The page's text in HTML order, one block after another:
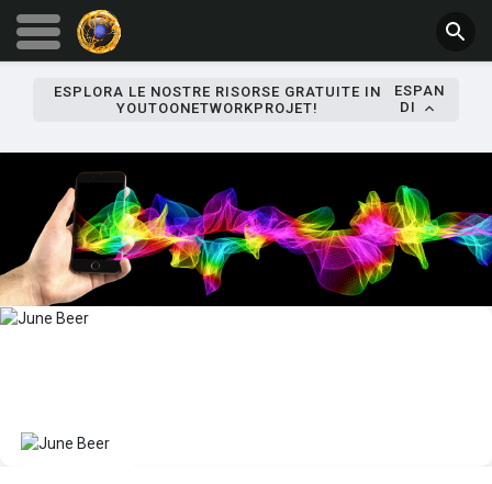
ESPLORA LE NOSTRE RISORSE GRATUITE IN
YOUTOONETWORKPROJET!
ESPAN
DI